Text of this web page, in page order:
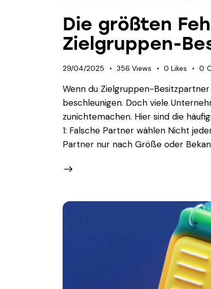
Die größten
Zielgruppen-
29/04/2025 356 Views 0 Likes 0
Wenn du Zielgruppen-
beschleunigen. Doch viele
zunichtemachen. Hier sind die
1: Falsche Partner wählen Nicht
Partner nur nach Größe oder